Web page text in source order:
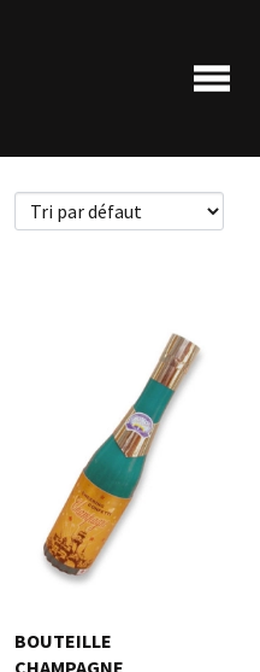
BOUTEILLE